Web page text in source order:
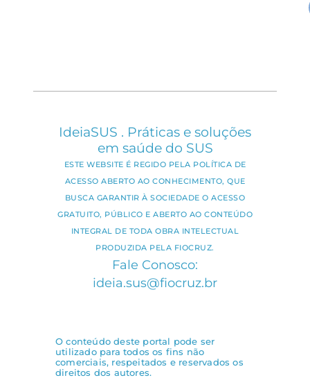
IdeiaSUS . Práticas e soluções
em saúde do SUS
ESTE WEBSITE É REGIDO PELA POLÍTICA DE
ACESSO ABERTO AO CONHECIMENTO, QUE
BUSCA GARANTIR À SOCIEDADE O ACESSO
GRATUITO, PÚBLICO E ABERTO AO CONTEÚDO
INTEGRAL DE TODA OBRA INTELECTUAL
PRODUZIDA PELA FIOCRUZ.
Fale Conosco:
ideia.sus@fiocruz.br
O conteúdo deste portal pode ser
utilizado para todos os fins não
comerciais, respeitados e reservados os
direitos dos autores.